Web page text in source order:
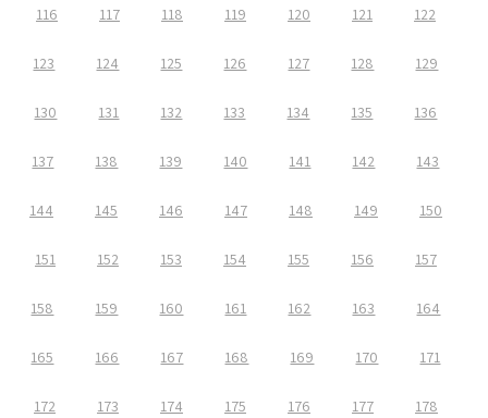
116 117 118 119 120 121 122
123 124 125 126 127 128 129
130 131 132 133 134 135 136
137 138 139 140 141 142 143
144 145 146 147 148 149 150
151 152 153 154 155 156 157
158 159 160 161 162 163 164
165 166 167 168 169 170 171
172 173 174 175 176 177 178